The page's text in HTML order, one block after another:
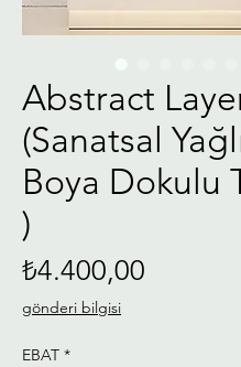
Abstract
(Sanatsal
Boya Dokulu
)
₺4.400,00
gönderi bilgisi
EBAT *